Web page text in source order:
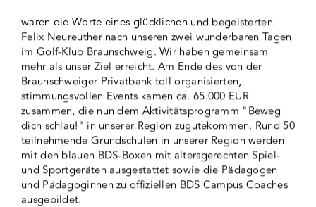
waren die Worte eines glücklichen und begeisterten
Felix Neureuther nach unseren zwei wunderbaren Tagen
im Golf-Klub Braunschweig. Wir haben gemeinsam
mehr als unser Ziel erreicht. Am Ende des von der
Braunschweiger Privatbank toll organisierten,
stimmungsvollen Events kamen ca. 65.000 EUR
zusammen, die nun dem Aktivitätsprogramm "Beweg
dich schlau!" in unserer Region zugutekommen. Rund 50
teilnehmende Grundschulen in unserer Region werden
mit den blauen BDS-Boxen mit altersgerechten Spiel-
und Sportgeräten ausgestattet sowie die Pädagogen
und Pädagoginnen zu offiziellen BDS Campus Coaches
ausgebildet.